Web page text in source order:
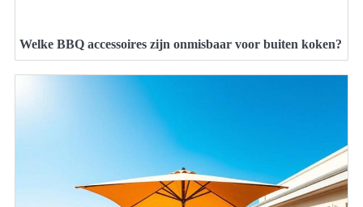
Welke BBQ accessoires zijn onmisbaar voor buiten koken?